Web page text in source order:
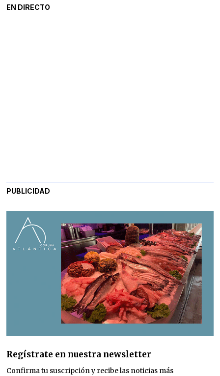
EN DIRECTO
PUBLICIDAD
Regístrate en nuestra newsletter
Confirma tu suscripción y recibe las noticias más